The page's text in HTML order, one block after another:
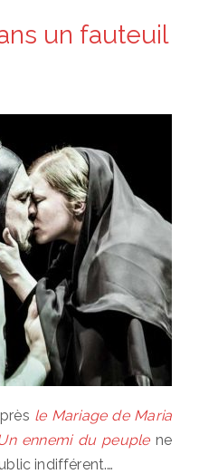
un fauteuil
le Mariage de Maria
ennemi du peuplene
indifférent.…